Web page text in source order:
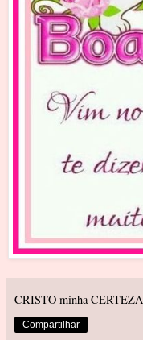
CRISTO minha CERTEZA
Compartilhar